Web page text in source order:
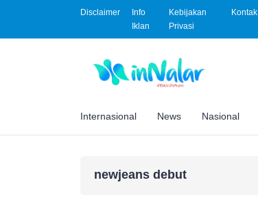
Disclaimer
Info
Iklan
Kebijakan
Privasi
Kontak
Internasional News Nasional
newjeans debut